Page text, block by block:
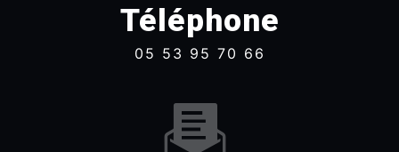
Téléphone
05 53 95 70 66